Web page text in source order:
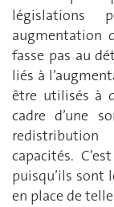
législations
augmentation
fasse pas au
liés à
être utilisés à
cadre d’une
capacités.
puisqu’ils sont
en place de